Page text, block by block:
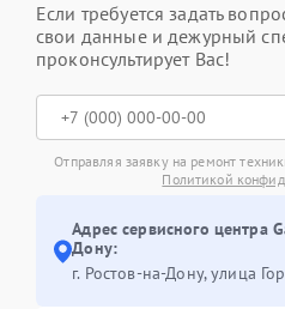
Если требуется задать
свои данные и дежурный
проконсультирует Вас!
Отправляя заявку на ремонт
Политикой
Адрес сервисного центра
Дону:
г. Ростов-на-Дону, улица